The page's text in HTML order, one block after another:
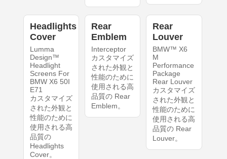
Headlights
Cover
Lumma
Design™
Headlight
Screens For
BMW X6 50I
E71
カスタマイズ
された外観と
性能のために
使用される高
品質の
Headlights
Cover。
Rear
Emblem
Interceptor
カスタマイズ
された外観と
性能のために
使用される高
品質の Rear
Emblem。
Rear
Louver
BMW™ X6
M
Performance
Package
Rear Louver
カスタマイズ
された外観と
性能のために
使用される高
品質の Rear
Louver。